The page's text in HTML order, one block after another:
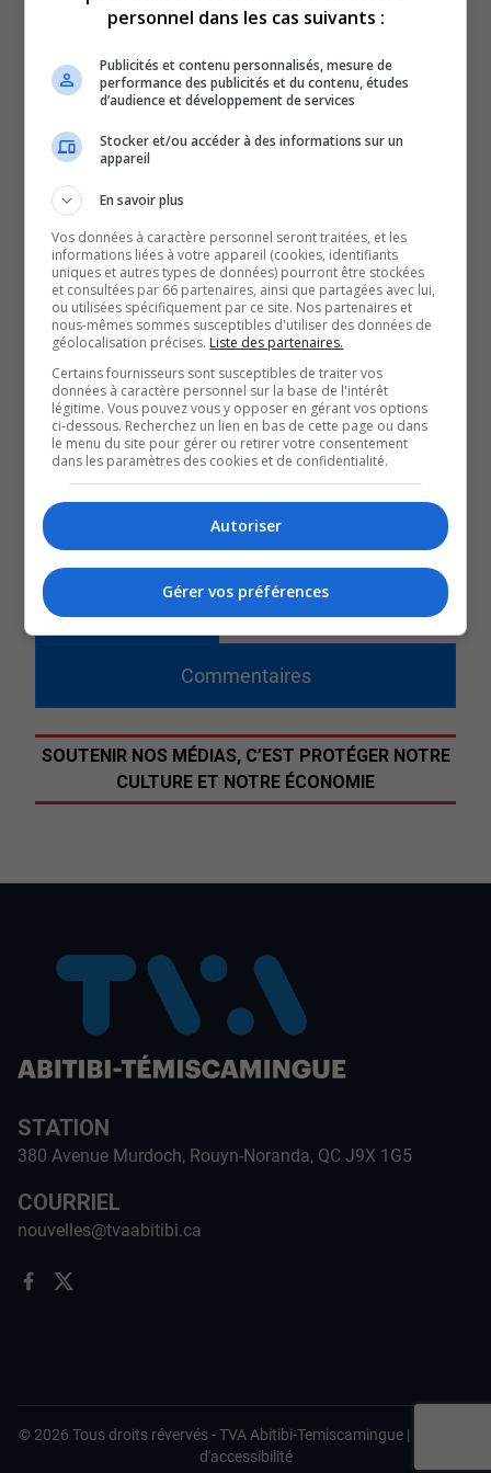
éducative.
Dans ce contexte difficile, le Centre de services scolaire
Harricana a créé douze places de garde pour les 0 à 5
ans, et en priorité pour leurs employés, explique le
directeur adjoint aux écoles de Barraute du CSS
Harricana, Kevin Lacoursière.
Les Petits-Élans s’inscrivent dans un nouveau modèle
que sont les services de garde en communauté.
La démarche peut cependant comporter certains défis.
Mais la directrice générale du CPE-BC des Petits-Élans,
Marie-Ève Gagnon Nolet, affirme que le processus est
relativement simple malgré tout.
D’autant plus, qu’en pleine pénurie d’éducatrices,
madame Nolet remarque que le modèle est attrayant
pour certaines d’entre elles.
Dans les prochains mois, douze places supplémentaires
verront le jour, en priorité pour les employés du CSS
d’Harricana, dans le secteur d’Amos.
Commentaires
SOUTENIR NOS MÉDIAS, C’EST PROTÉGER NOTRE
CULTURE ET NOTRE ÉCONOMIE
STATION
380 Avenue Murdoch, Rouyn-Noranda, QC J9X 1G5
COURRIEL
nouvelles@tvaabitibi.ca
© 2026 Tous droits révervés -TVA Abitibi-Temiscamingue |
d'accessibilité
personnel dans les cas suivants :
Publicités et contenu personnalisés, mesure de
performance des publicités et du contenu, études
d’audience et développement de services
Stocker et/ou accéder à des informations sur un
appareil
En savoir plus
Vos données à caractère personnel seront traitées, et les
informations liées à votre appareil (cookies, identifiants
uniques et autres types de données) pourront être stockées
et consultées par 66 partenaires, ainsi que partagées avec lui,
ou utilisées spécifiquement par ce site. Nos partenaires et
nous-mêmes sommes susceptibles d'utiliser des données de
géolocalisation précises. Liste des partenaires.
Certains fournisseurs sont susceptibles de traiter vos
données à caractère personnel sur la base de l'intérêt
légitime. Vous pouvez vous y opposer en gérant vos options
ci-dessous. Recherchez un lien en bas de cette page ou dans
le menu du site pour gérer ou retirer votre consentement
dans les paramètres des cookies et de confidentialité.
Autoriser
Gérer vos préférences